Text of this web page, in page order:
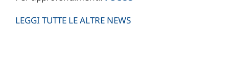
LEGGI TUTTE LE ALTRE NEWS